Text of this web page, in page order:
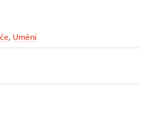
, Umění